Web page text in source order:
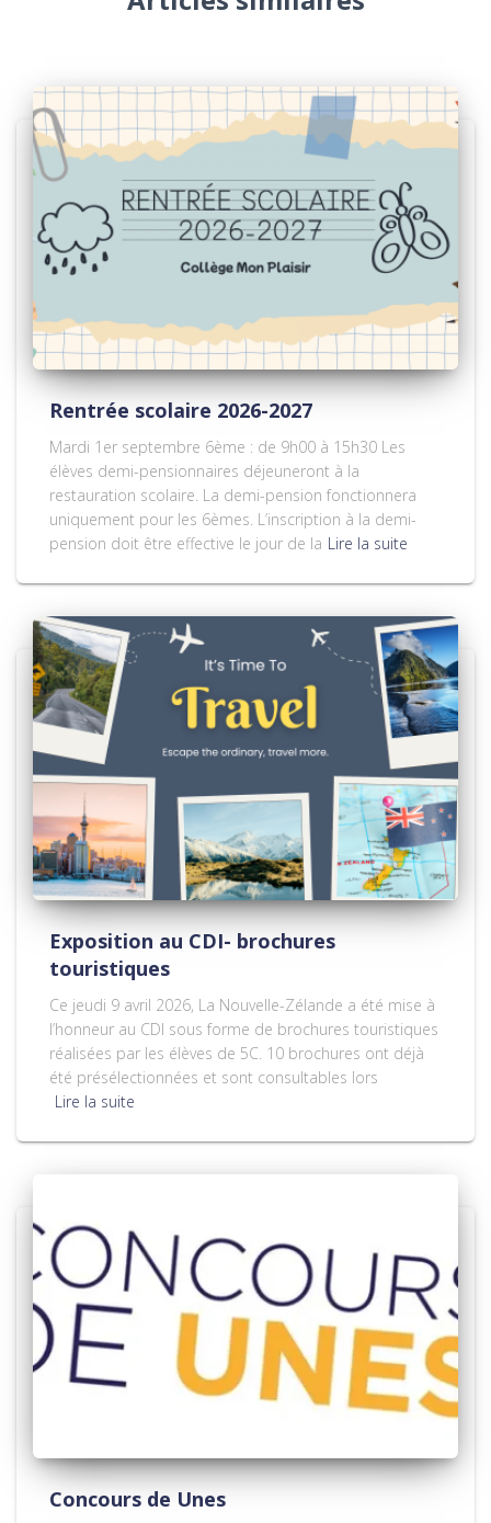
Rentrée scolaire 2026-2027
Mardi 1er septembre 6ème : de 9h00 à 15h30 Les
élèves demi-pensionnaires déjeuneront à la
restauration scolaire. La demi-pension fonctionnera
uniquement pour les 6èmes. L’inscription à la demi-
pension doit être effective le jour de la Lire la suite
Exposition au CDI- brochures
touristiques
Ce jeudi 9 avril 2026, La Nouvelle-Zélande a été mise à
l’honneur au CDI sous forme de brochures touristiques
réalisées par les élèves de 5C. 10 brochures ont déjà
été présélectionnées et sont consultables lors
Lire la suite
Concours de Unes